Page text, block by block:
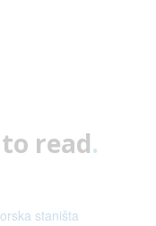
read.
staništa